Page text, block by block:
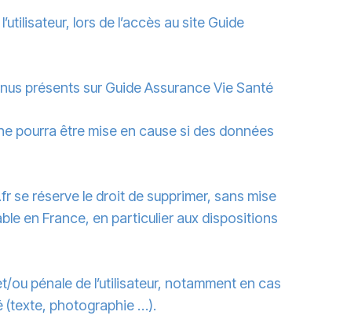
lors de l’accès au site Guide
présents sur Guide Assurance Vie Santé
pourra être mise en cause si des données
se réserve le droit de supprimer, sans mise
en France, en particulier aux dispositions
pénale de l’utilisateur, notamment en cas
(texte, photographie …).